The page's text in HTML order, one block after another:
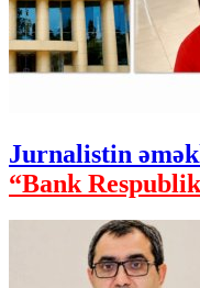
Jurnalistin
“Bank